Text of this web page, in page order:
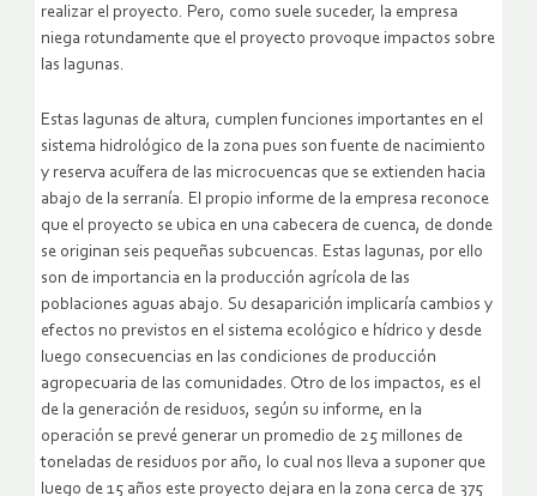
realizar el proyecto. Pero, como suele suceder, la empresa
niega rotundamente que el proyecto provoque impactos sobre
las lagunas.
Estas lagunas de altura, cumplen funciones importantes en el
sistema hidrológico de la zona pues son fuente de nacimiento
y reserva acuífera de las microcuencas que se extienden hacia
abajo de la serranía. El propio informe de la empresa reconoce
que el proyecto se ubica en una cabecera de cuenca, de donde
se originan seis pequeñas subcuencas. Estas lagunas, por ello
son de importancia en la producción agrícola de las
poblaciones aguas abajo. Su desaparición implicaría cambios y
efectos no previstos en el sistema ecológico e hídrico y desde
luego consecuencias en las condiciones de producción
agropecuaria de las comunidades. Otro de los impactos, es el
de la generación de residuos, según su informe, en la
operación se prevé generar un promedio de 25 millones de
toneladas de residuos por año, lo cual nos lleva a suponer que
luego de 15 años este proyecto dejara en la zona cerca de 375